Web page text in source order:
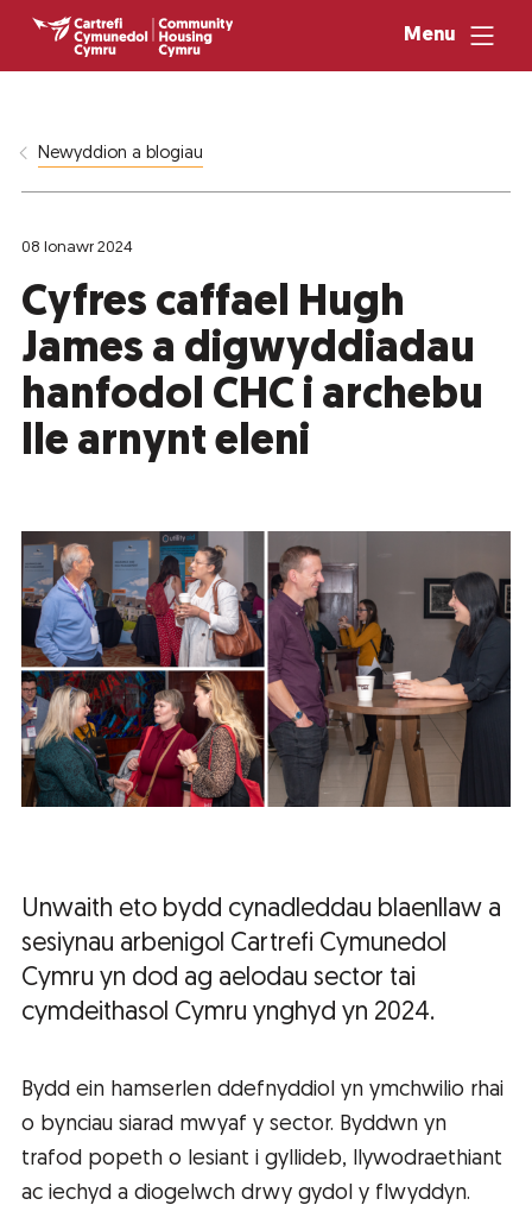
Menu
Newyddion a blogiau
08 Ionawr 2024
Cyfres caffael Hugh
James a digwyddiadau
hanfodol CHC i archebu
lle arnynt eleni
Unwaith eto bydd cynadleddau blaenllaw a
sesiynau arbenigol Cartrefi Cymunedol
Cymru yn dod ag aelodau sector tai
cymdeithasol Cymru ynghyd yn 2024.
Bydd ein hamserlen ddefnyddiol yn ymchwilio rhai
o bynciau siarad mwyaf y sector. Byddwn yn
trafod popeth o lesiant i gyllideb, llywodraethiant
ac iechyd a diogelwch drwy gydol y flwyddyn.